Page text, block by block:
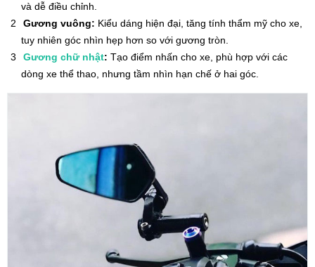
và dễ điều chỉnh.
Gương vuông: Kiểu dáng hiện đại, tăng tính thẩm mỹ cho xe,
tuy nhiên góc nhìn hẹp hơn so với gương tròn.
Gương chữ nhật: Tạo điểm nhấn cho xe, phù hợp với các
dòng xe thể thao, nhưng tầm nhìn hạn chế ở hai góc.